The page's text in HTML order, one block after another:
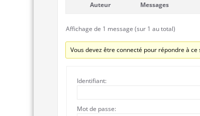
Auteur Messages
Affichage de 1 message (sur 1 au total)
Vous devez être connecté pour répondre à ce
Identifiant:
Mot de passe: